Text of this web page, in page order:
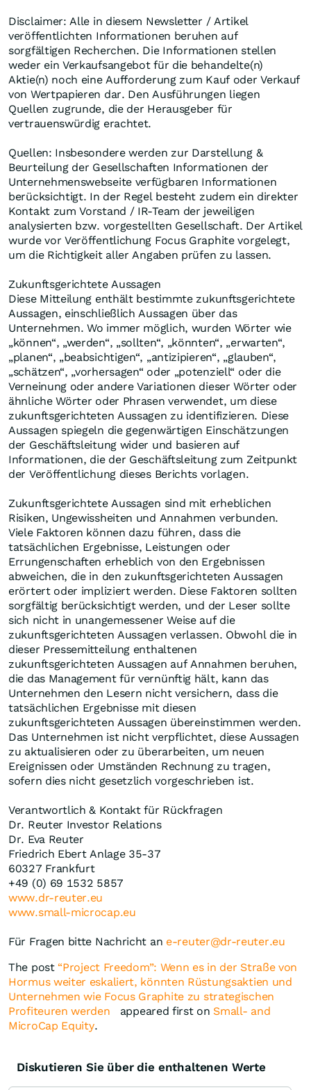
Disclaimer: Alle in diesem Newsletter / Artikel
veröffentlichten Informationen beruhen auf
sorgfältigen Recherchen. Die Informationen stellen
weder ein Verkaufsangebot für die behandelte(n)
Aktie(n) noch eine Aufforderung zum Kauf oder Verkauf
von Wertpapieren dar. Den Ausführungen liegen
Quellen zugrunde, die der Herausgeber für
vertrauenswürdig erachtet.
Quellen: Insbesondere werden zur Darstellung &
Beurteilung der Gesellschaften Informationen der
Unternehmenswebseite verfügbaren Informationen
berücksichtigt. In der Regel besteht zudem ein direkter
Kontakt zum Vorstand / IR-Team der jeweiligen
analysierten bzw. vorgestellten Gesellschaft. Der Artikel
wurde vor Veröffentlichung Focus Graphite vorgelegt,
um die Richtigkeit aller Angaben prüfen zu lassen.
Zukunftsgerichtete Aussagen
Diese Mitteilung enthält bestimmte zukunftsgerichtete
Aussagen, einschließlich Aussagen über das
Unternehmen. Wo immer möglich, wurden Wörter wie
„können“, „werden“, „sollten“, „könnten“, „erwarten“,
„planen“, „beabsichtigen“, „antizipieren“, „glauben“,
„schätzen“, „vorhersagen“ oder „potenziell“ oder die
Verneinung oder andere Variationen dieser Wörter oder
ähnliche Wörter oder Phrasen verwendet, um diese
zukunftsgerichteten Aussagen zu identifizieren. Diese
Aussagen spiegeln die gegenwärtigen Einschätzungen
der Geschäftsleitung wider und basieren auf
Informationen, die der Geschäftsleitung zum Zeitpunkt
der Veröffentlichung dieses Berichts vorlagen.
Zukunftsgerichtete Aussagen sind mit erheblichen
Risiken, Ungewissheiten und Annahmen verbunden.
Viele Faktoren können dazu führen, dass die
tatsächlichen Ergebnisse, Leistungen oder
Errungenschaften erheblich von den Ergebnissen
abweichen, die in den zukunftsgerichteten Aussagen
erörtert oder impliziert werden. Diese Faktoren sollten
sorgfältig berücksichtigt werden, und der Leser sollte
sich nicht in unangemessener Weise auf die
zukunftsgerichteten Aussagen verlassen. Obwohl die in
dieser Pressemitteilung enthaltenen
zukunftsgerichteten Aussagen auf Annahmen beruhen,
die das Management für vernünftig hält, kann das
Unternehmen den Lesern nicht versichern, dass die
tatsächlichen Ergebnisse mit diesen
zukunftsgerichteten Aussagen übereinstimmen werden.
Das Unternehmen ist nicht verpflichtet, diese Aussagen
zu aktualisieren oder zu überarbeiten, um neuen
Ereignissen oder Umständen Rechnung zu tragen,
sofern dies nicht gesetzlich vorgeschrieben ist.
Verantwortlich & Kontakt für Rückfragen
Dr. Reuter Investor Relations
Dr. Eva Reuter
Friedrich Ebert Anlage 35-37
60327 Frankfurt
+49 (0) 69 1532 5857
www.dr-reuter.eu
www.small-microcap.eu
Für Fragen bitte Nachricht an e-reuter@dr-reuter.eu
The post“Project Freedom”: Wenn es in der Straße von
Hormus weiter eskaliert, könnten Rüstungsaktien und
Unternehmen wie Focus Graphite zu strategischen
Profiteuren werden
appeared first on Small- and
MicroCap Equity.
Diskutieren Sie über die enthaltenen Werte